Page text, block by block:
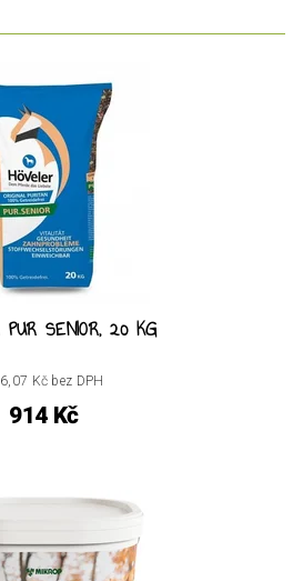
PUR SENIOR, 20 KG
Kč bez DPH
914 Kč